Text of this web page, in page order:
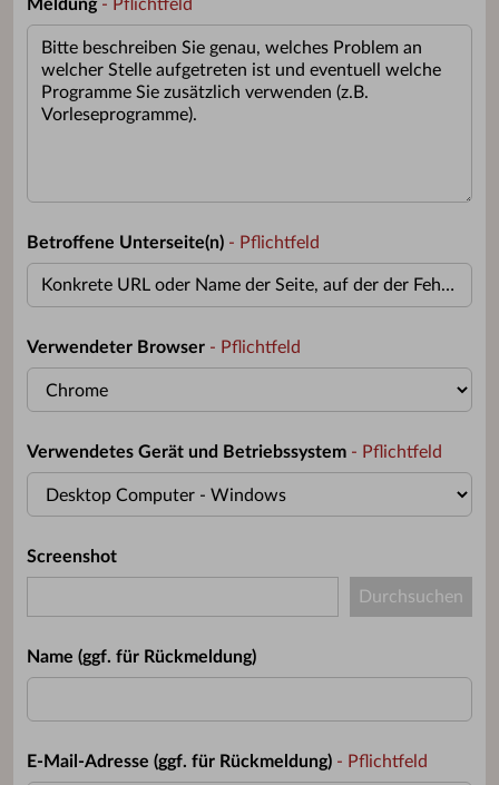
Meldung- Pflichtfeld
Betroffene Unterseite(n) - Pflichtfeld
Verwendeter Browser - Pflichtfeld
Verwendetes Gerät und Betriebssystem - Pflichtfeld
Screenshot
Name (ggf. für Rückmeldung)
E-Mail-Adresse (ggf. für Rückmeldung) - Pflichtfeld